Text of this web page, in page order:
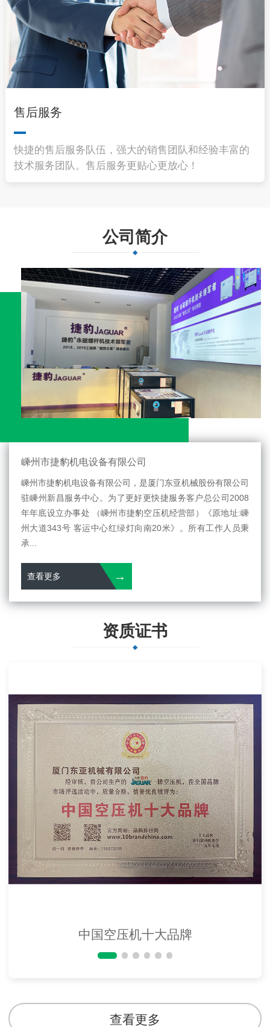
售后服务
快捷的售后服务队伍，强大的销售团队和经验丰富的
技术服务团队。售后服务更贴心更放心！
公司简介
嵊州市捷豹机电设备有限公司
嵊州市捷豹机电设备有限公司，是厦门东亚机械股份有限公司
驻嵊州新昌服务中心。为了更好更快捷服务客户总公司2008
年年底设立办事处 （嵊州市捷豹空压机经营部）《原地址:嵊
州大道343号 客运中心红绿灯向南20米》。所有工作人员秉
承...
→
查看更多
资质证书
中国空压机十大品牌
查看更多